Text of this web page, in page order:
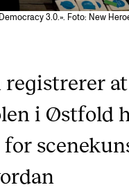
3.0.». Foto: New
at
i Østfold